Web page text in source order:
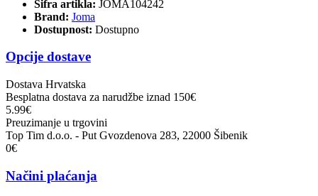
Šifra artikla: JOMA104242
Brand: Joma
Dostupnost: Dostupno
Opcije dostave
Dostava Hrvatska
Besplatna dostava za narudžbe iznad 150€
5.99€
Preuzimanje u trgovini
Top Tim d.o.o. - Put Gvozdenova 283, 22000 Šibenik
0€
Načini plaćanja